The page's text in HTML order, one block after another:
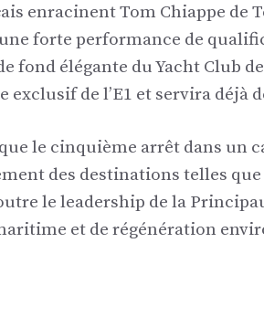
enracinent Tom Chiappe de
forte performance de
fond élégante du Yacht Club
exclusif de l’E1 et servira déjà
le cinquième arrêt dans un
des destinations telles
le leadership de la
et de régénération